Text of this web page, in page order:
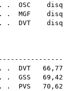
. . OSC disq
. MGF disq
. DVT disq
. . DVT 66,77
. GSS 69,42
. PVS 70,62